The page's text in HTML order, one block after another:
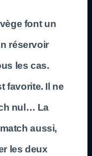
font un
réservoir
les cas.
favorite. Il ne
nul… La
aussi,
les deux